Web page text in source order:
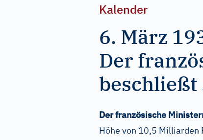
Kalender
6. März
Der
beschließt
Der französische
Höhe von 10,5 Milliarden